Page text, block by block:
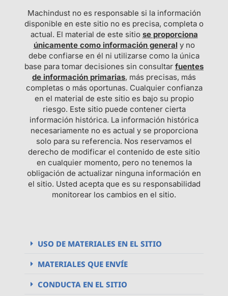
Machindust no es responsable si la información
disponible en este sitio no es precisa, completa o
actual. El material de este sitio se proporciona
únicamente como información general y no
debe confiarse en él ni utilizarse como la única
base para tomar decisiones sin consultar fuentes
de información primarias, más precisas, más
completas o más oportunas. Cualquier confianza
en el material de este sitio es bajo su propio
riesgo. Este sitio puede contener cierta
información histórica. La información histórica
necesariamente no es actual y se proporciona
solo para su referencia. Nos reservamos el
derecho de modificar el contenido de este sitio
en cualquier momento, pero no tenemos la
obligación de actualizar ninguna información en
el sitio. Usted acepta que es su responsabilidad
monitorear los cambios en el sitio.
USO DE MATERIALES EN EL SITIO
MATERIALES QUE ENVÍE
CONDUCTA EN EL SITIO